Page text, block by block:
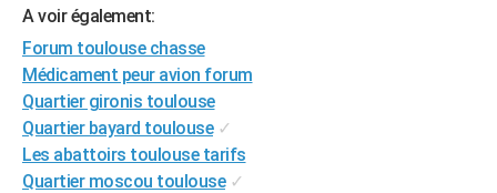
Alimentation
Guide de la santé
Maladies
Médicaments
Sommeil
Destinations
City break
Voyage nature
Voyage de noces
Forum
Climat
+PHOTO
GUIDES D'ACHAT
BONS PLANS
A voir également:
Forum toulouse chasse
Médicament peur avion forum
Quartier gironis toulouse
Quartier bayard toulouse ✓
Les abattoirs toulouse tarifs
Quartier moscou toulouse ✓